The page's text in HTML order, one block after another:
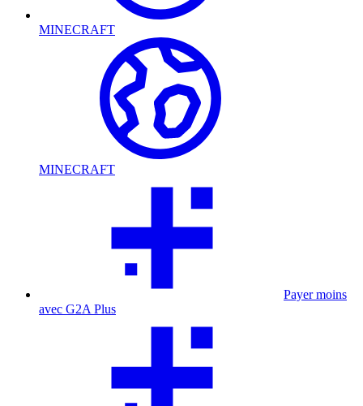
MINECRAFT
MINECRAFT
Payer moins
avec G2A Plus